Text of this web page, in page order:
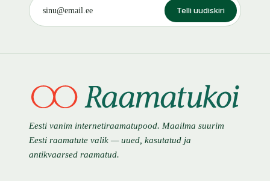
Telli uudiskiri
Eesti vanim internetiraamatupood. Maailma suurim
Eesti raamatute valik — uued, kasutatud ja
antikvaarsed raamatud.